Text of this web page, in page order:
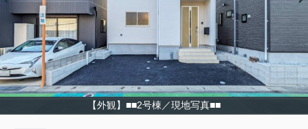
【外観】■■2号棟／現地写真■■